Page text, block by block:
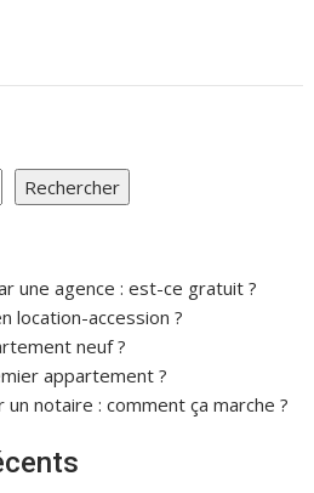
Rechercher
une agence : est-ce gratuit ?
location-accession ?
neuf ?
appartement ?
notaire : comment ça marche ?